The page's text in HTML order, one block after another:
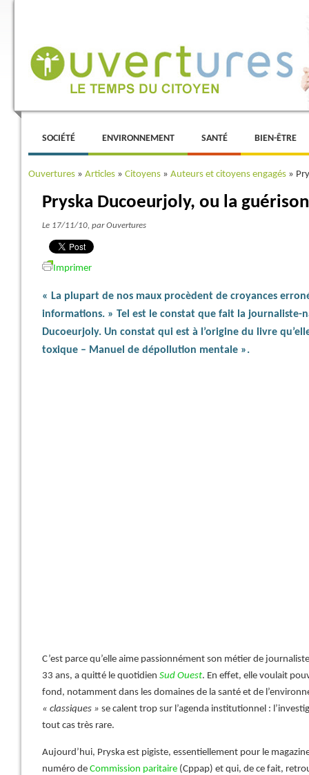
Menu principal
ALLER AU CONTENU PRINCIPAL
ALLER AU CONTENU SECONDAIRE
SOCIÉTÉ ENVIRONNEMENT SANTÉ BIEN-ÊTRE
Ouvertures » Articles » Citoyens » Auteurs et citoyens engagés »
Pryska Ducoeurjoly, ou la
Le 17/11/10, par Ouvertures
Imprimer
« La plupart de nos maux procèdent de croyances
informations. » Tel est le constat que fait la journaliste-
Ducoeurjoly. Un constat qui est à l’origine du livre
toxique – Manuel de dépollution mentale ».
C’est parce qu’elle aime passionnément son métier de
33 ans, a quitté le quotidien Sud Ouest. En effet, elle voulait
fond, notamment dans les domaines de la santé et de
« classiques » se calent trop sur l’agenda institutionnel :
tout cas très rare.
Aujourd’hui, Pryska est pigiste, essentiellement pour le
numéro de Commission paritaire (Cppap) et qui, de ce fait,